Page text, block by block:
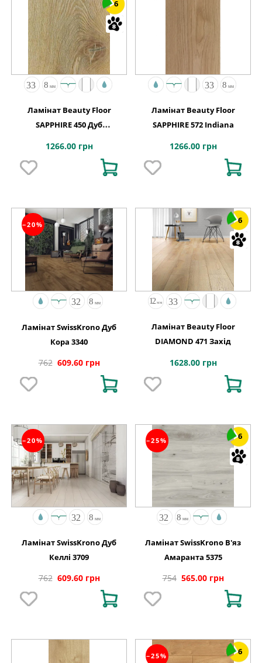
6
Ламінат Beauty Floor
SAPPHIRE 450 Дуб
1266.00 грн
Ламінат Beauty Floor
SAPPHIRE 572 Indiana
1266.00 грн
−20%
Ламінат SwissKrono Дуб
Кора 3340
762 609.60 грн
6
Ламінат Beauty Floor
DIAMOND 471 Захід
1628.00 грн
−20%
Ламінат SwissKrono Дуб
Келлі 3709
762 609.60 грн
−25% 6
Ламінат SwissKrono В'яз
Амаранта 5375
754 565.00 грн
−25% 6